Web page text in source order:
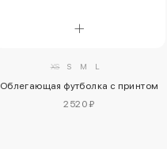
XS S M L
Облегающая футболка с принтом
2520 ₽